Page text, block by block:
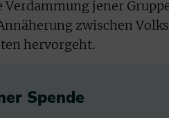
Verdammung jener
zwischen
hervorgeht.
Spende